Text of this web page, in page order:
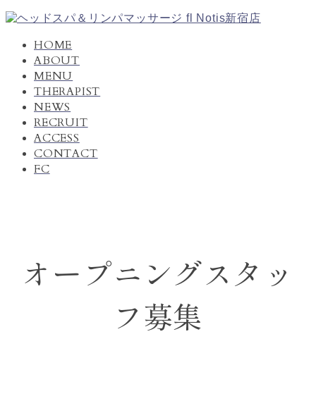
コ
ナ
HOME
ABOUT
MENU
THERAPIST
NEWS
RECRUIT
ACCESS
CONTACT
FC
オープニングスタッ
フ募集